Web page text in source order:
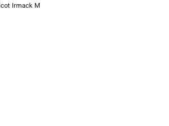
Irmack M